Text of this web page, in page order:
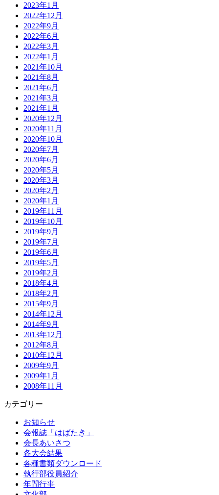
2023年1月
2022年12月
2022年9月
2022年6月
2022年3月
2022年1月
2021年10月
2021年8月
2021年6月
2021年3月
2021年1月
2020年12月
2020年11月
2020年10月
2020年7月
2020年6月
2020年5月
2020年3月
2020年2月
2020年1月
2019年11月
2019年10月
2019年9月
2019年7月
2019年6月
2019年5月
2019年2月
2018年4月
2018年2月
2015年9月
2014年12月
2014年9月
2013年12月
2012年8月
2010年12月
2009年9月
2009年1月
2008年11月
カテゴリー
お知らせ
会報誌「はばたき」
会長あいさつ
各大会結果
各種書類ダウンロード
執行部役員紹介
年間行事